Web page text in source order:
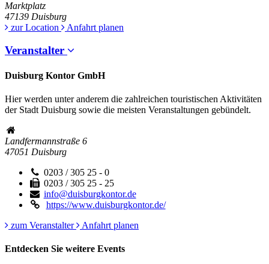
Marktplatz
47139 Duisburg
zur Location
Anfahrt planen
Veranstalter
Duisburg Kontor GmbH
Hier werden unter anderem die zahlreichen touristischen Aktivitäten
der Stadt Duisburg sowie die meisten Veranstaltungen gebündelt.
Landfermannstraße 6
47051 Duisburg
0203 / 305 25 - 0
0203 / 305 25 - 25
info@duisburgkontor.de
https://www.duisburgkontor.de/
zum Veranstalter
Anfahrt planen
Entdecken Sie weitere Events